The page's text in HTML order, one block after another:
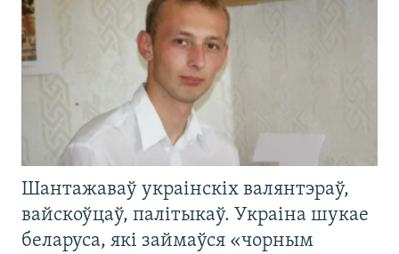
Шантажаваў украінскіх валянтэраў,
вайскоўцаў, палітыкаў. Украіна шукае
беларуса, які займаўся «чорным